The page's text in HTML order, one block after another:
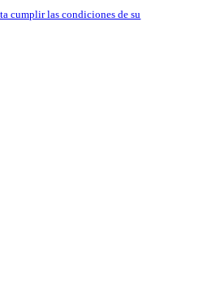
cumplir las condiciones de su